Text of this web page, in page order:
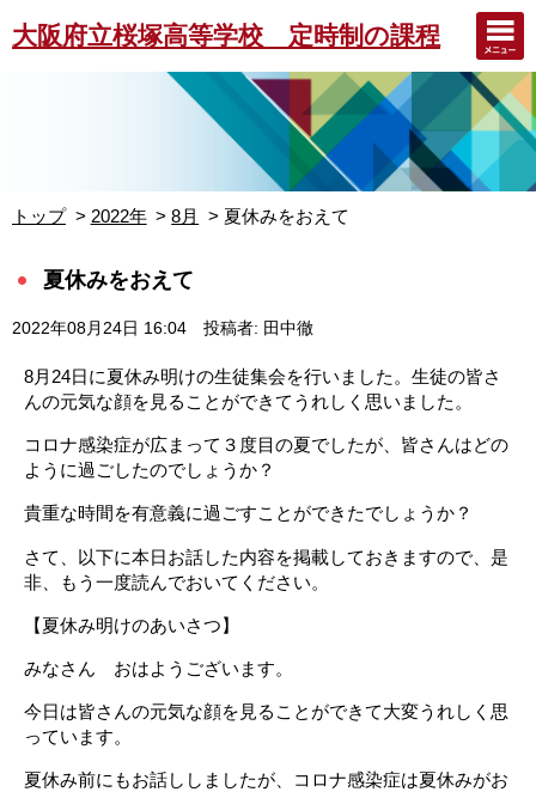
大阪府立桜塚高等学校 定時制の課程
トップ 2022年 8月 夏休みをおえて
夏休みをおえて
2022年08月24日 16:04 投稿者: 田中徹
8月24日に夏休み明けの生徒集会を行いました。生徒の皆さ
んの元気な顔を見ることができてうれしく思いました。
コロナ感染症が広まって３度目の夏でしたが、皆さんはどの
ように過ごしたのでしょうか？
貴重な時間を有意義に過ごすことができたでしょうか？
さて、以下に本日お話した内容を掲載しておきますので、是
非、もう一度読んでおいてください。
【夏休み明けのあいさつ】
みなさん おはようございます。
今日は皆さんの元気な顔を見ることができて大変うれしく思
っています。
夏休み前にもお話ししましたが、コロナ感染症は夏休みがお